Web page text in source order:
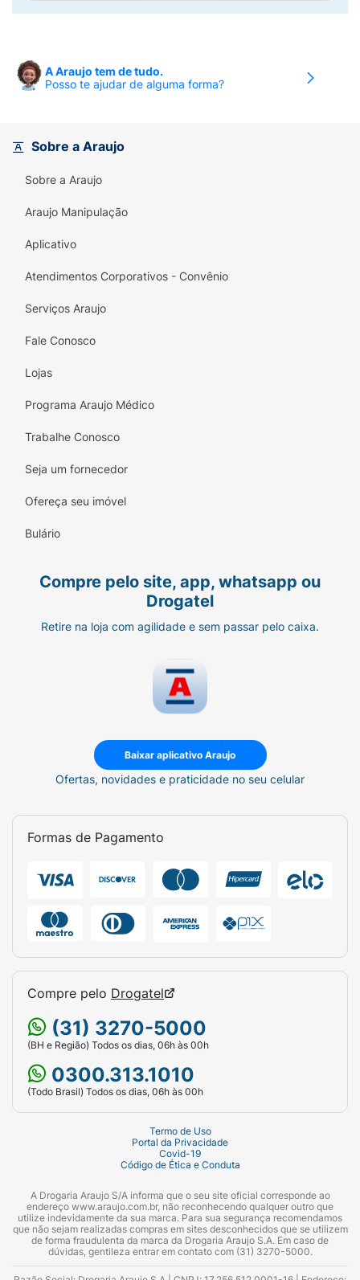
ajuda a remover os germes em sua língua
manuseio da escova dental durante a limpeza
• CONTEÚDO: 3 escovas de dente Oral-B 123
de dentes a cada 3 meses para uma limpeza
A Araujo tem de tudo.
Posso te ajudar de alguma forma?
Sobre a Araujo
Sobre a Araujo
Araujo Manipulação
Aplicativo
Atendimentos Corporativos - Convênio
Serviços Araujo
Fale Conosco
Lojas
Programa Araujo Médico
Trabalhe Conosco
Seja um fornecedor
Ofereça seu imóvel
Bulário
Compre pelo site, app, whatsapp ou
Drogatel
Retire na loja com agilidade e sem passar pelo caixa.
Baixar aplicativo Araujo
Ofertas, novidades e praticidade no seu celular
Formas de Pagamento
Compre pelo Drogatel
(31) 3270-5000
(BH e Região) Todos os dias, 06h às 00h
0300.313.1010
(Todo Brasil) Todos os dias, 06h às 00h
Termo de Uso
Portal da Privacidade
Covid-19
Código de Ética e Conduta
A Drogaria Araujo S/A informa que o seu site oficial corresponde ao
endereço www.araujo.com.br, não reconhecendo qualquer outro que
utilize indevidamente da sua marca. Para sua segurança recomendamos
que não sejam realizadas compras em sites desconhecidos que se utilizem
de forma fraudulenta da marca da Drogaria Araujo S.A. Em caso de
dúvidas, gentileza entrar em contato com (31) 3270-5000.